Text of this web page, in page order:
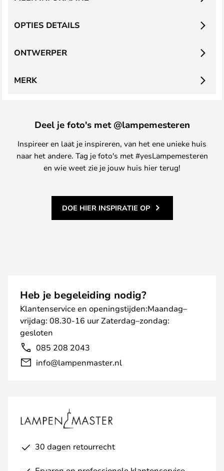
OPTIES DETAILS
ONTWERPER
MERK
Deel je foto's met @lampemesteren
Inspireer en laat je inspireren, van het ene unieke huis
naar het andere. Tag je foto's met #yesLampemesteren
en wie weet zie je jouw huis hier terug!
DOE HIER INSPIRATIE OP
Heb je begeleiding nodig?
Klantenservice en openingstijden:Maandag–
vrijdag: 08.30-16 uur Zaterdag–zondag:
gesloten
085 208 2043
info@lampenmaster.nl
30 dagen retourrecht